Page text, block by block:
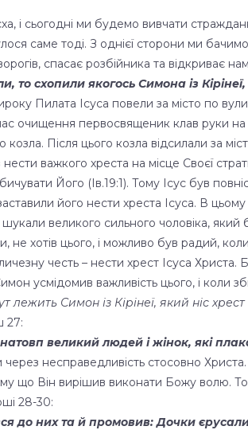
і сьогодні ми будемо вивчати
саме тоді. З однієї сторони ми
спасає розбійника та відкриває
то схопили якогось Симона із
Пилата Ісуса повели за місто по
очищення первосвященик клав руки
козла. Після цього козла відсилали за
нести важкого хреста на місце Своєї
Його (Ів.19:1). Тому Ісус був
заставили його нести хреста Ісуса. В
шукали великого сильного чоловіка,
не хотів цього, і можливо був радий,
честь – нести хрест Ісуса
усмідомив важливість цього, і коли
лежить Симон із Кірінеї, який ніс
27:
великий людей і жінок, які
несправедливість стосовно
що Він вирішив виконати Божу волю.
28-30:
до них та й промовив: Дочки